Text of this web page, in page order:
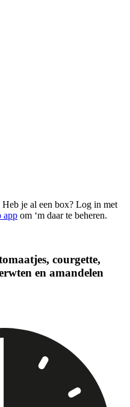
je al een box? Log in met
app om ‘m daar te beheren.
courgette,
en amandelen